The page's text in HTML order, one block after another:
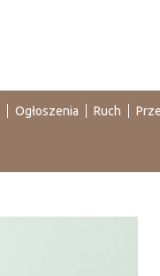
Ogłoszenia Ruch